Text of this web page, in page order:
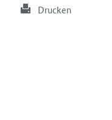
Drucken